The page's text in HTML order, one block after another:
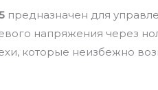
предназначен для
напряжения через
которые неизбежно